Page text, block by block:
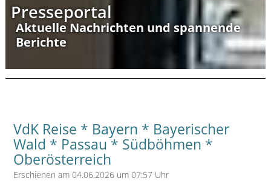
Presseportal
Aktuelle Nachrichten und spannende
Berichte
VdK Reise * Bayern * Bayerischer
Wald * Passau * Südböhmen *
Oberösterreich
Erschienen am 04.06.2026 um 07:57 Uhr